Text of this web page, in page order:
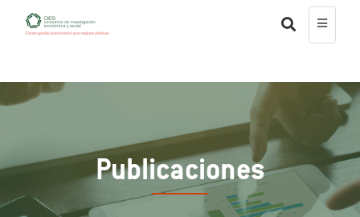
Publicaciones